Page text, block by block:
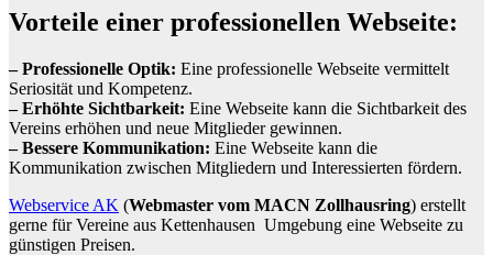
Vorteile einer professionellen Webseite:
– Professionelle Optik: Eine professionelle Webseite vermittelt
Seriosität und Kompetenz.
– Erhöhte Sichtbarkeit: Eine Webseite kann die Sichtbarkeit des
Vereins erhöhen und neue Mitglieder gewinnen.
– Bessere Kommunikation: Eine Webseite kann die
Kommunikation zwischen Mitgliedern und Interessierten fördern.
Webservice AK (Webmaster vom MACN Zollhausring) erstellt
gerne für Vereine aus Kettenhausen Umgebung eine Webseite zu
günstigen Preisen.